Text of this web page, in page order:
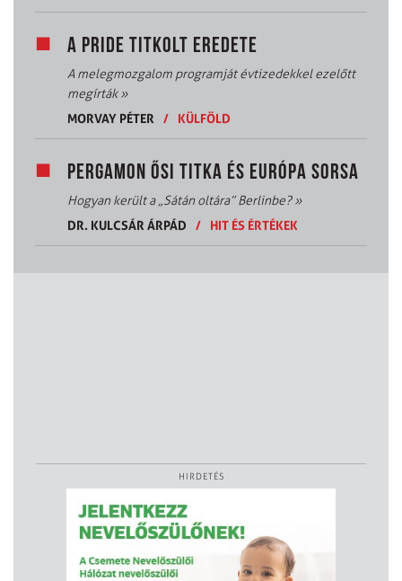
A PRIDE TITKOLT EREDETE
A melegmozgalom programját évtizedekkel ezelőtt
megírták»
MORVAY PÉTER
/ KÜLFÖLD
PERGAMON ŐSI TITKA ÉS EURÓPA SORSA
Hogyan került a „Sátán oltára” Berlinbe?»
DR. KULCSÁR ÁRPÁD
/ HIT ÉS ÉRTÉKEK
HIRDETÉS